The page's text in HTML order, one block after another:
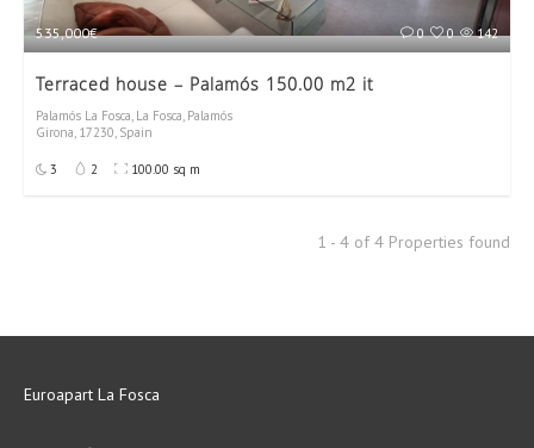
535,000€ 142
0
0
Terraced house – Palamós 150.00 m2 it
Palamós La Fosca, La Fosca, Palamós
Girona, 17230, Spain
3 2 100.00 sq m
1 - 4 of 4 Properties found
Euroapart La Fosca